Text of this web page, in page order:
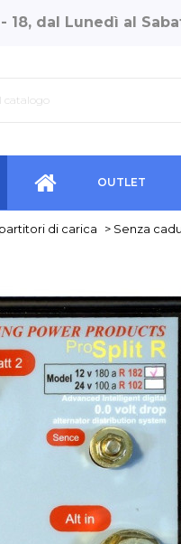
dal Lunedì al
OUTLET
di carica > Senza